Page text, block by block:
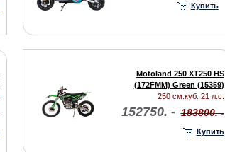
Купить
Motoland 250 XT250 HS
(172FMM) Green (15359)
250 см.куб. 21 л.с.
152750. - 183800. -
Купить